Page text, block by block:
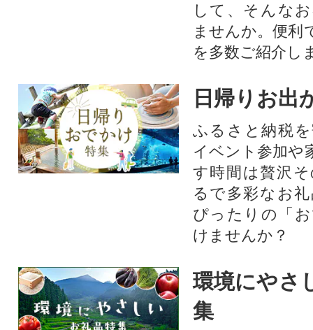
して、そんな
ませんか。便利
を多数ご紹介し
日帰りお出
ふるさと納税
イベント参加や
す時間は贅沢
るで多彩なお
ぴったりの「
けませんか？
環境にやさ
集